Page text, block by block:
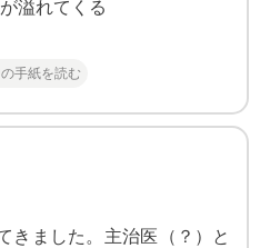
溢れてくる
手紙を読む
きました。主治医（？）と